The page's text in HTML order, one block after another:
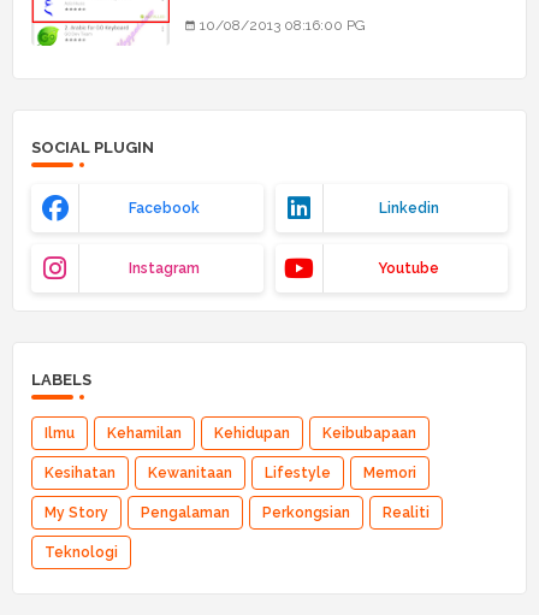
10/08/2013 08:16:00 PG
SOCIAL PLUGIN
Facebook Linkedin
Instagram Youtube
LABELS
Ilmu Kehamilan Kehidupan Keibubapaan
Kesihatan Kewanitaan Lifestyle Memori
My Story Pengalaman Perkongsian Realiti
Teknologi